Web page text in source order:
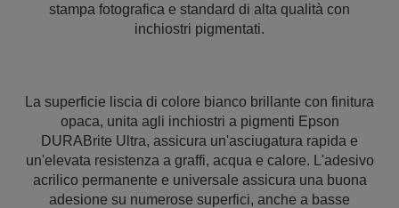
stampa fotografica e standard di alta qualità con
inchiostri pigmentati.
La superficie liscia di colore bianco brillante con finitura
opaca, unita agli inchiostri a pigmenti Epson
DURABrite Ultra, assicura un'asciugatura rapida e
un'elevata resistenza a graffi, acqua e calore. L'adesivo
acrilico permanente e universale assicura una buona
adesione su numerose superfici, anche a basse